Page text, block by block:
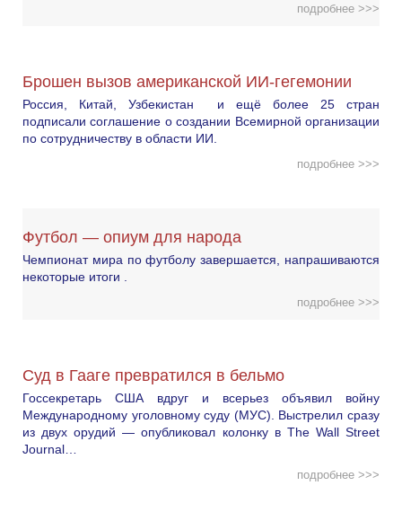
подробнее >>>
Брошен вызов американской ИИ-гегемонии
Россия, Китай, Узбекистан и ещё более 25 стран
подписали соглашение о создании Всемирной организации
по сотрудничеству в области ИИ.
подробнее >>>
Футбол — опиум для народа
Чемпионат мира по футболу завершается, напрашиваются
некоторые итоги .
подробнее >>>
Суд в Гааге превратился в бельмо
Госсекретарь США вдруг и всерьез объявил войну
Международному уголовному суду (МУС). Выстрелил сразу
из двух орудий — опубликовал колонку в The Wall Street
Journal…
подробнее >>>